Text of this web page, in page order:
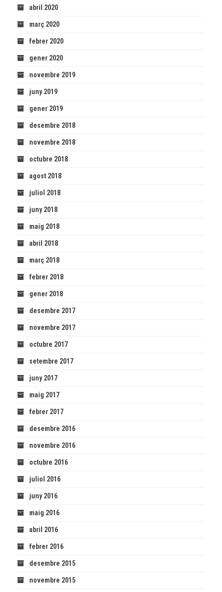
abril 2020
març 2020
febrer 2020
gener 2020
novembre 2019
juny 2019
gener 2019
desembre 2018
novembre 2018
octubre 2018
agost 2018
juliol 2018
juny 2018
maig 2018
abril 2018
març 2018
febrer 2018
gener 2018
desembre 2017
novembre 2017
octubre 2017
setembre 2017
juny 2017
maig 2017
febrer 2017
desembre 2016
novembre 2016
octubre 2016
juliol 2016
juny 2016
maig 2016
abril 2016
febrer 2016
desembre 2015
novembre 2015